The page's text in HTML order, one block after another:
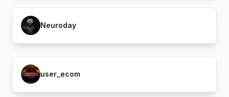
Neuroday
user_ecom